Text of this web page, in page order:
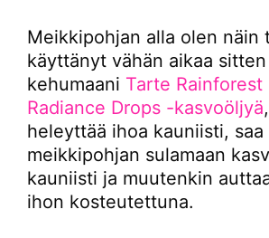
Meikkipohjan alla olen näin
käyttänyt vähän aikaa sitten
kehumaani Tarte Rainforest
Radiance Drops -kasvoöljyä
heleyttää ihoa kauniisti, saa
meikkipohjan sulamaan
kauniisti ja muutenkin
ihon kosteutettuna.